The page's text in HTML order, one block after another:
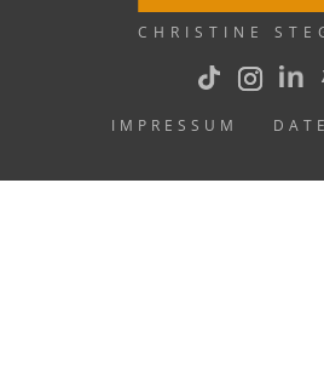
CHRISTINE
IMPRESSUM